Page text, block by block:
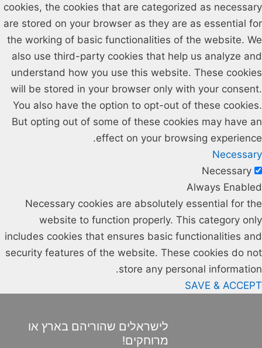
cookies, the cookies that are categorized as necessary
are stored on your browser as they are as essential for
the working of basic functionalities of the website. We
also use third-party cookies that help us analyze and
understand how you use this website. These cookies
will be stored in your browser only with your consent.
You also have the option to opt-out of these cookies.
But opting out of some of these cookies may have an
effect on your browsing experience.
Necessary
Necessary
Always Enabled
Necessary cookies are absolutely essential for the
website to function properly. This category only
includes cookies that ensures basic functionalities and
security features of the website. These cookies do not
store any personal information.
SAVE & ACCEPT
לישראלים שהוריהם בארץ או
מרוחקים!